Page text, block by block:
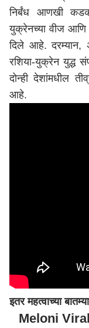
निर्बंध आणखी कडक
युक्रेनच्या वीज आणि
दिले आहे. दरम्यान,
रशिया-युक्रेन युद्ध
दोन्ही देशांमधील
आहे.
इतर महत्वाच्या बातम्या
Meloni Viral